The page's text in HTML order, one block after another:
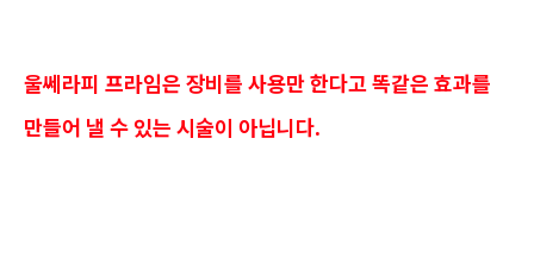
울쎄라피 프라임은 장비를 사용만 한다고 똑같은 효과를
만들어 낼 수 있는 시술이 아닙니다.